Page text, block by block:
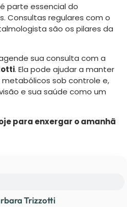
parte essencial do
Consultas regulares com o
são os pilares da
sua consulta com a
. Ela pode ajudar a manter
metabólicos sob controle e,
e sua saúde como um
para enxergar o amanhã
Trizzotti